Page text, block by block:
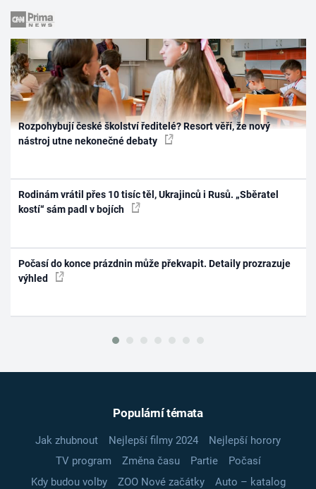
Rozpohybují české školství ředitelé? Resort věří, že nový
nástroj utne nekonečné debaty
Rodinám vrátil přes 10 tisíc těl, Ukrajinců i Rusů. „Sběratel
kostí“ sám padl v bojích
Počasí do konce prázdnin může překvapit. Detaily prozrazuje
výhled
Populární témata
Jak zhubnout Nejlepší filmy 2024
Nejlepší horory
TV program
Změna času Partie
Počasí
Kdy budou volby
ZOO Nové začátky
Auto – katalog